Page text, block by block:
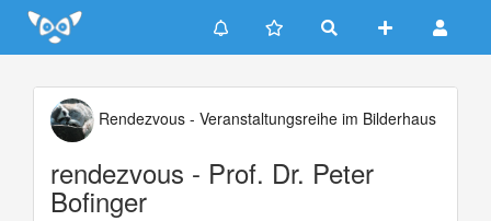
Update cookies preferences
Rendezvous - Veranstaltungsreihe im Bilderhaus
rendezvous - Prof. Dr. Peter
Bofinger